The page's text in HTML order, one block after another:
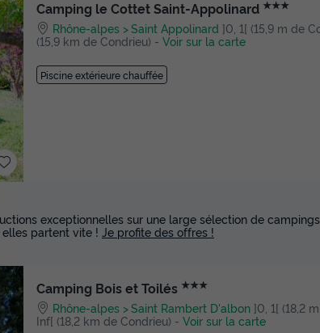
Camping le Cottet Saint-Appolinard ★★★
Rhône-alpes Saint Appolinard ]0, 1[ (15,9 m de
(15,9 km de Condrieu) - Voir sur la carte
Piscine extérieure chauffée
Camping Bois et Toilés ★★★
Rhône-alpes Saint Rambert D'albon ]0, 1[ (18,2
Inf[ (18,2 km de Condrieu) - Voir sur la carte
exceptionnelles sur une large sélection de
partent vite ! Je profite des offres !